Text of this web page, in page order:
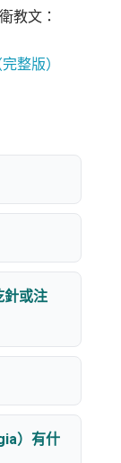
教文：
整版）
針或注
）有什